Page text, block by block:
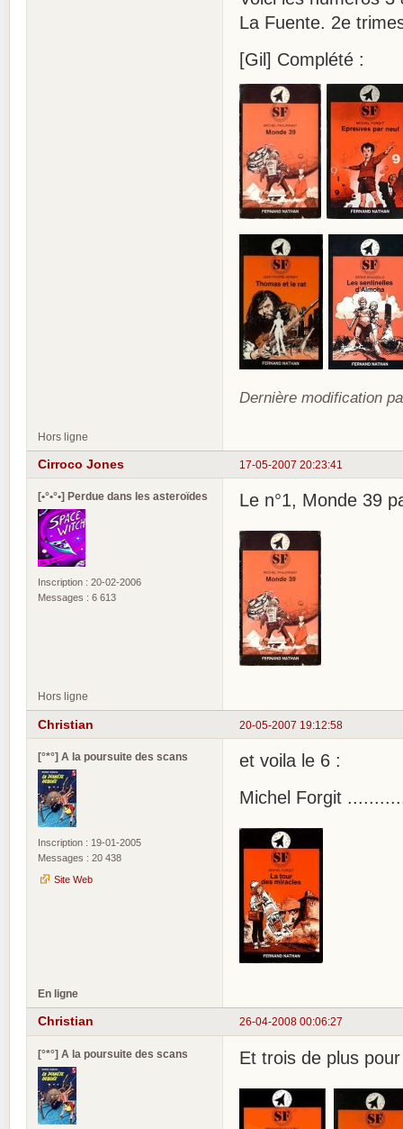
La Fuente. 2e
[Gil] Complété :
Dernière modification
Hors ligne
17-05-2007 20:23:41
Cirroco Jones
[•°•°•] Perdue dans les asteroïdes
Inscription : 20-02-2006
Messages : 6 613
Le n°1, Monde 39
Hors ligne
20-05-2007 19:12:58
Christian
[°*°] A la poursuite des scans
Inscription : 19-01-2005
Messages : 20 438
Site Web
et voila le 6 :
Michel Forgit
En ligne
26-04-2008 00:06:27
Christian
[°*°] A la poursuite des scans Et trois de plus